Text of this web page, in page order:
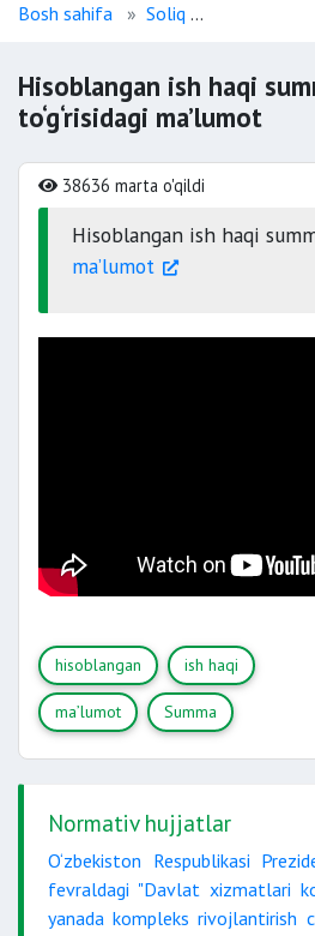
Bosh sahifa Soliq
Hisoblangan ish haqi
to‘g‘risidagi ma’lumot
38636 marta o'qildi
Hisoblangan ish haqi
ma’lumot
hisoblangan ish haqi
ma’lumot Summa
Normativ hujjatlar
O‘zbekiston Respublikasi
fevraldagi "Davlat xizmatlari
yanada kompleks rivojlantirish